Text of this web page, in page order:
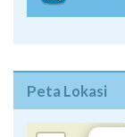
Peta Lokasi